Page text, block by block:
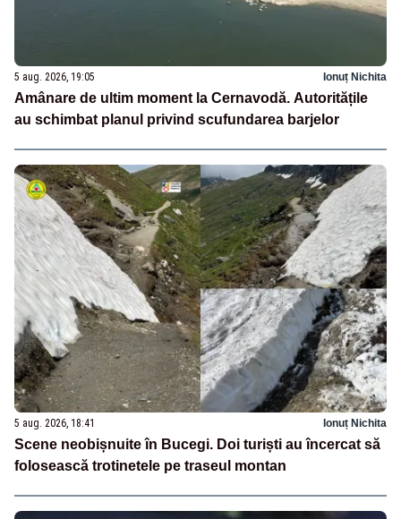
5 aug. 2026, 19:05 Ionuț Nichita
Amânare de ultim moment la Cernavodă. Autoritățile
au schimbat planul privind scufundarea barjelor
5 aug. 2026, 18:41 Ionuț Nichita
Scene neobișnuite în Bucegi. Doi turiști au încercat să
folosească trotinetele pe traseul montan